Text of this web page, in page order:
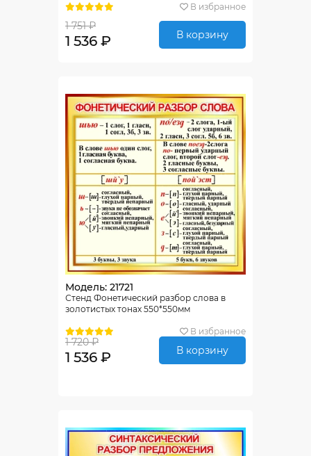
В избранное
1 751 ₽
1 536 ₽ В корзину
Модель: 21721
Стенд Фонетический разбор слова в
золотистых тонах 550*550мм
В избранное
1 720 ₽
1 536 ₽ В корзину